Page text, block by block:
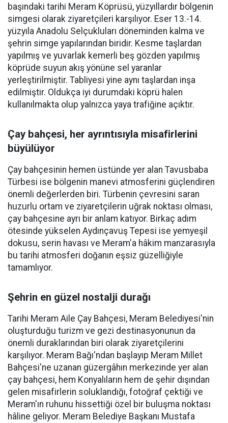
başındaki tarihi Meram Köprüsü, yüzyıllardır bölgenin
simgesi olarak ziyaretçileri karşılıyor. Eser 13.-14.
yüzyıla Anadolu Selçukluları döneminden kalma ve
şehrin simge yapılarından biridir. Kesme taşlardan
yapılmış ve yuvarlak kemerli beş gözden yapılmış
köprüde suyun akış yönüne sel yaranlar
yerleştirilmiştir. Tabliyesi yine aynı taşlardan inşa
edilmiştir. Oldukça iyi durumdaki köprü halen
kullanılmakta olup yalnızca yaya trafiğine açıktır.
Çay bahçesi, her ayrıntısıyla misafirlerini
büyülüyor
Çay bahçesinin hemen üstünde yer alan Tavusbaba
Türbesi ise bölgenin manevi atmosferini güçlendiren
önemli değerlerden biri. Türbenin çevresini saran
huzurlu ortam ve ziyaretçilerin uğrak noktası olması,
çay bahçesine ayrı bir anlam katıyor. Birkaç adım
ötesinde yükselen Aydınçavuş Tepesi ise yemyeşil
dokusu, serin havası ve Meram'a hâkim manzarasıyla
bu tarihi atmosferi doğanın eşsiz güzelliğiyle
tamamlıyor.
Şehrin en güzel nostalji durağı
Tarihi Meram Aile Çay Bahçesi, Meram Belediyesi'nin
oluşturduğu turizm ve gezi destinasyonunun da
önemli duraklarından biri olarak ziyaretçilerini
karşılıyor. Meram Bağı'ndan başlayıp Meram Millet
Bahçesi'ne uzanan güzergâhın merkezinde yer alan
çay bahçesi, hem Konyalıların hem de şehir dışından
gelen misafirlerin soluklandığı, fotoğraf çektiği ve
Meram'ın ruhunu hissettiği özel bir buluşma noktası
hâline geliyor. Meram Belediye Başkanı Mustafa